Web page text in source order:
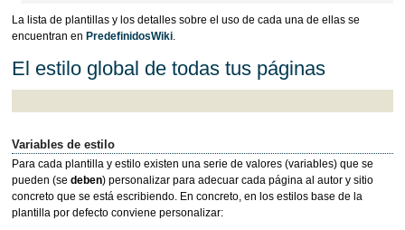
La lista de plantillas y los detalles sobre el uso de cada una de ellas se
encuentran en PredefinidosWiki.
El estilo global de todas tus páginas
Variables de estilo
Para cada plantilla y estilo existen una serie de valores (variables) que se
pueden (se deben) personalizar para adecuar cada página al autor y sitio
concreto que se está escribiendo. En concreto, en los estilos base de la
plantilla por defecto conviene personalizar: